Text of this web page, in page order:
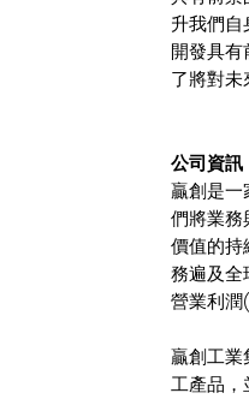
升我們自
開發具
了將對未
公司資訊
贏創是
們將業務
價值的持
務遍及全
營業利潤
贏創工業
工產品，